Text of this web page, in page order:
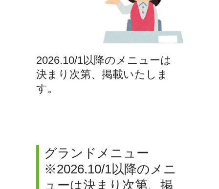
2026.10/1以降のメニューは
決まり次第、掲載いたしま
す。
グランドメニュー
※2026.10/1以降のメニ
ューは決まり次第、掲